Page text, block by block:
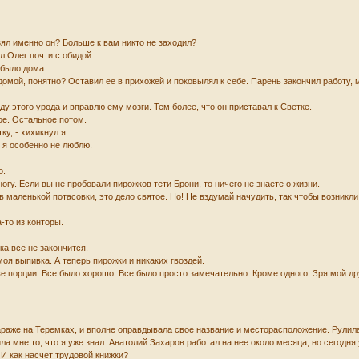
именно он? Больше к вам никто не заходил?
Олег почти с обидой.
дома.
понятно? Оставил ее в прихожей и поковылял к себе. Парень закончил
этого урода и вправлю ему мозги. Тем более, что он приставал к Светке.
Остальное потом.
- хихикнул я.
особенно не люблю.
Если вы не пробовали пирожков тети Брони, то ничего не знаете о жизни.
потасовки, это дело святое. Но! Не вздумай начудить, так чтобы
то из конторы.
все не закончится.
выпивка. А теперь пирожки и никаких гвоздей.
порции. Все было хорошо. Все было просто замечательно. Кроме одного. Зря мой
на Теремках, и вполне оправдывала свое название и месторасположение.
мне то, что я уже знал: Анатолий Захаров работал на нее около месяца, но
как насчет трудовой книжки?